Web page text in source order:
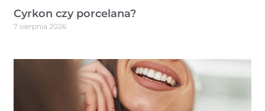
Cyrkon czy porcelana?
7 sierpnia 2026